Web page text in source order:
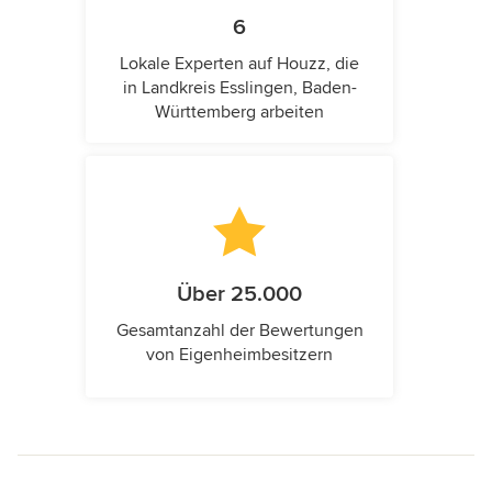
6
Lokale Experten auf Houzz, die
in Landkreis Esslingen, Baden-
Württemberg arbeiten
Über 25.000
Gesamtanzahl der Bewertungen
von Eigenheimbesitzern